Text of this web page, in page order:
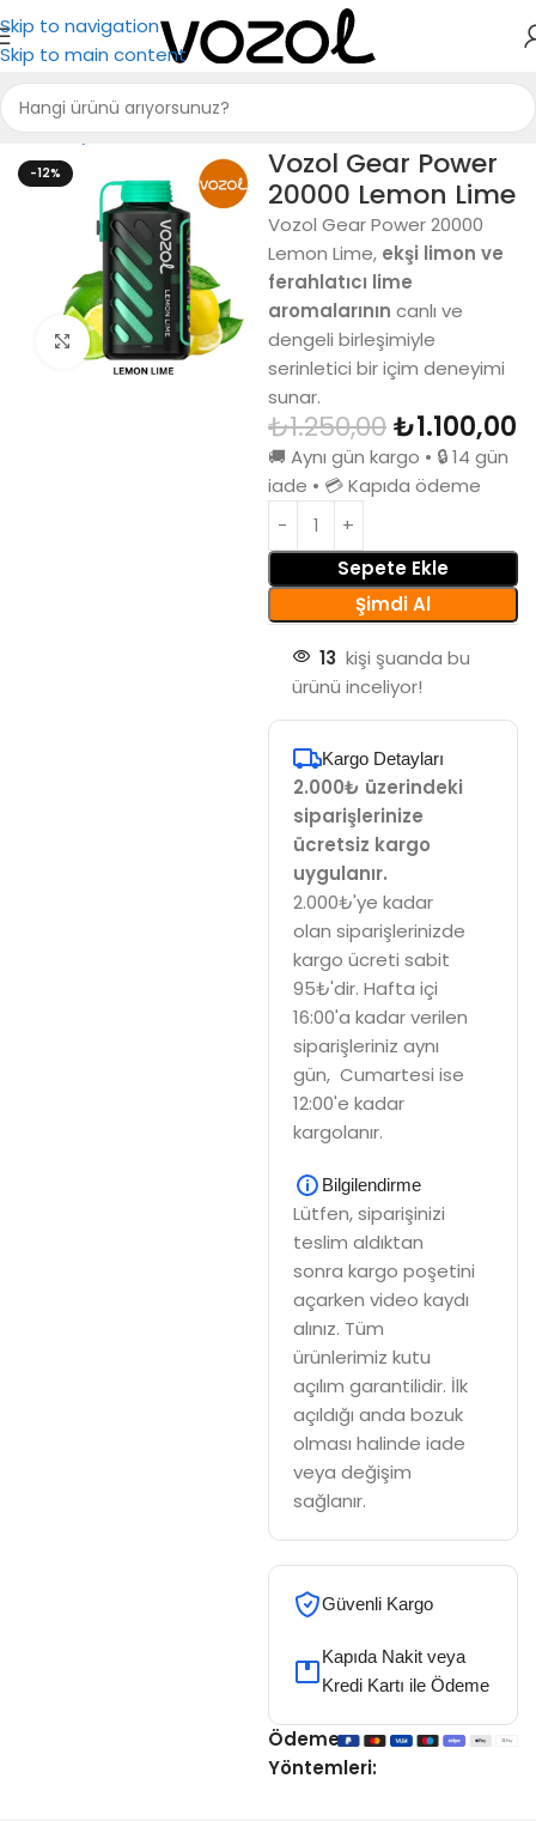
Skip to navigation
Skip to main content
Ana Sayfa Vozol Gear Power 20000
-12%
Büyütmek için tıkla
Vozol Gear Power
20000 Lemon Lime
Vozol Gear Power 20000
Lemon Lime, ekşi limon ve
ferahlatıcı lime
aromalarının canlı ve
dengeli birleşimiyle
serinletici bir içim deneyimi
sunar.
₺1.250,00₺1.100,00
🚚 Aynı gün kargo • 🔒 14 gün
iade • 💳 Kapıda ödeme
Sepete Ekle
Şimdi Al
13 kişi şuanda bu
ürünü inceliyor!
Kargo Detayları
2.000₺ üzerindeki
siparişlerinize
ücretsiz kargo
uygulanır.
2.000₺'ye kadar
olan siparişlerinizde
kargo ücreti sabit
95₺'dir. Hafta içi
16:00'a kadar verilen
siparişleriniz aynı
gün, Cumartesi ise
12:00'e kadar
kargolanır.
Bilgilendirme
Lütfen, siparişinizi
teslim aldıktan
sonra kargo poşetini
açarken video kaydı
alınız. Tüm
ürünlerimiz kutu
açılım garantilidir. İlk
açıldığı anda bozuk
olması halinde iade
veya değişim
sağlanır.
Güvenli Kargo
Kapıda Nakit veya
Kredi Kartı ile Ödeme
Ödeme
Yöntemleri: